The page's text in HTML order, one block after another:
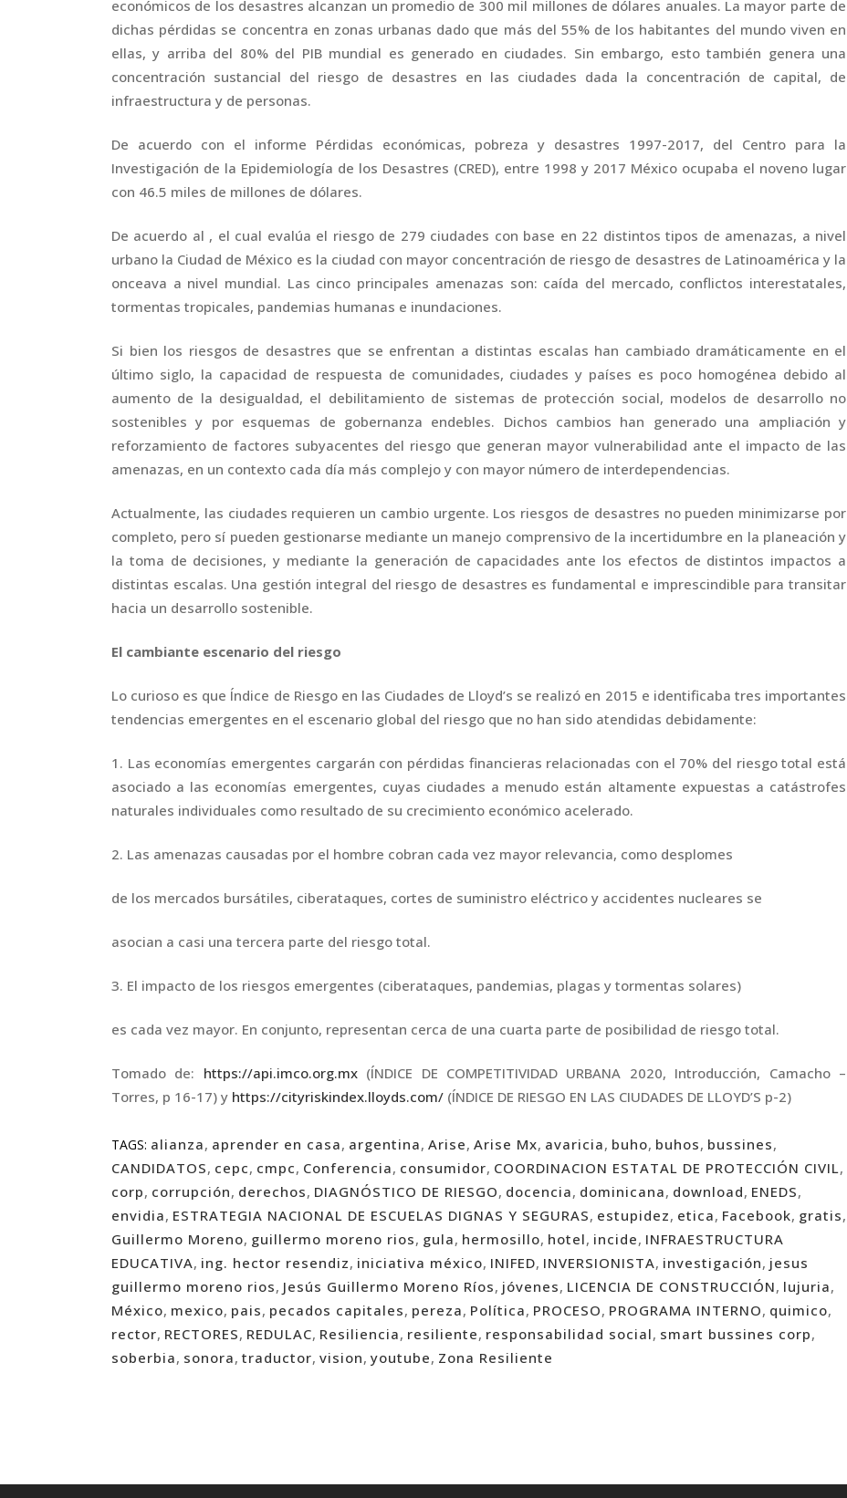
económicos de los desastres alcanzan un promedio de 300 mil millones de dólares anuales. La mayor parte de
dichas pérdidas se concentra en zonas urbanas dado que más del 55% de los habitantes del mundo viven en
ellas, y arriba del 80% del PIB mundial es generado en ciudades. Sin embargo, esto también genera una
concentración sustancial del riesgo de desastres en las ciudades dada la concentración de capital, de
infraestructura y de personas.
De acuerdo con el informe Pérdidas económicas, pobreza y desastres 1997-2017, del Centro para la
Investigación de la Epidemiología de los Desastres (CRED), entre 1998 y 2017 México ocupaba el noveno lugar
con 46.5 miles de millones de dólares.
De acuerdo al , el cual evalúa el riesgo de 279 ciudades con base en 22 distintos tipos de amenazas, a nivel
urbano la Ciudad de México es la ciudad con mayor concentración de riesgo de desastres de Latinoamérica y la
onceava a nivel mundial. Las cinco principales amenazas son: caída del mercado, conflictos interestatales,
tormentas tropicales, pandemias humanas e inundaciones.
Si bien los riesgos de desastres que se enfrentan a distintas escalas han cambiado dramáticamente en el
último siglo, la capacidad de respuesta de comunidades, ciudades y países es poco homogénea debido al
aumento de la desigualdad, el debilitamiento de sistemas de protección social, modelos de desarrollo no
sostenibles y por esquemas de gobernanza endebles. Dichos cambios han generado una ampliación y
reforzamiento de factores subyacentes del riesgo que generan mayor vulnerabilidad ante el impacto de las
amenazas, en un contexto cada día más complejo y con mayor número de interdependencias.
Actualmente, las ciudades requieren un cambio urgente. Los riesgos de desastres no pueden minimizarse por
completo, pero sí pueden gestionarse mediante un manejo comprensivo de la incertidumbre en la planeación y
la toma de decisiones, y mediante la generación de capacidades ante los efectos de distintos impactos a
distintas escalas. Una gestión integral del riesgo de desastres es fundamental e imprescindible para transitar
hacia un desarrollo sostenible.
El cambiante escenario del riesgo
Lo curioso es que Índice de Riesgo en las Ciudades de Lloyd’s se realizó en 2015 e identificaba tres importantes
tendencias emergentes en el escenario global del riesgo que no han sido atendidas debidamente:
1. Las economías emergentes cargarán con pérdidas financieras relacionadas con el 70% del riesgo total está
asociado a las economías emergentes, cuyas ciudades a menudo están altamente expuestas a catástrofes
naturales individuales como resultado de su crecimiento económico acelerado.
2. Las amenazas causadas por el hombre cobran cada vez mayor relevancia, como desplomes
de los mercados bursátiles, ciberataques, cortes de suministro eléctrico y accidentes nucleares se
asocian a casi una tercera parte del riesgo total.
3. El impacto de los riesgos emergentes (ciberataques, pandemias, plagas y tormentas solares)
es cada vez mayor. En conjunto, representan cerca de una cuarta parte de posibilidad de riesgo total.
Tomado de: https://api.imco.org.mx(ÍNDICE DE COMPETITIVIDAD URBANA 2020, Introducción, Camacho –
Torres, p 16-17) y https://cityriskindex.lloyds.com/ (ÍNDICE DE RIESGO EN LAS CIUDADES DE LLOYD’S p-2)
TAGS: alianza, aprender en casa, argentina, Arise, Arise Mx, avaricia, buho, buhos, bussines,
CANDIDATOS, cepc, cmpc, Conferencia, consumidor, COORDINACION ESTATAL DE PROTECCIÓN CIVIL,
corp, corrupción, derechos, DIAGNÓSTICO DE RIESGO, docencia, dominicana, download, ENEDS,
envidia, ESTRATEGIA NACIONAL DE ESCUELAS DIGNAS Y SEGURAS, estupidez, etica, Facebook, gratis,
Guillermo Moreno, guillermo moreno rios, gula, hermosillo, hotel, incide, INFRAESTRUCTURA
EDUCATIVA, ing. hector resendiz, iniciativa méxico, INIFED, INVERSIONISTA, investigación, jesus
guillermo moreno rios, Jesús Guillermo Moreno Ríos, jóvenes, LICENCIA DE CONSTRUCCIÓN, lujuria,
México, mexico, pais, pecados capitales, pereza, Política, PROCESO, PROGRAMA INTERNO, quimico,
rector, RECTORES, REDULAC, Resiliencia, resiliente, responsabilidad social, smart bussines corp,
soberbia, sonora, traductor, vision, youtube, Zona Resiliente